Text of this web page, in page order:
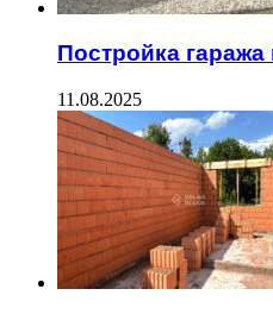
Постройка гаража
11.08.2025